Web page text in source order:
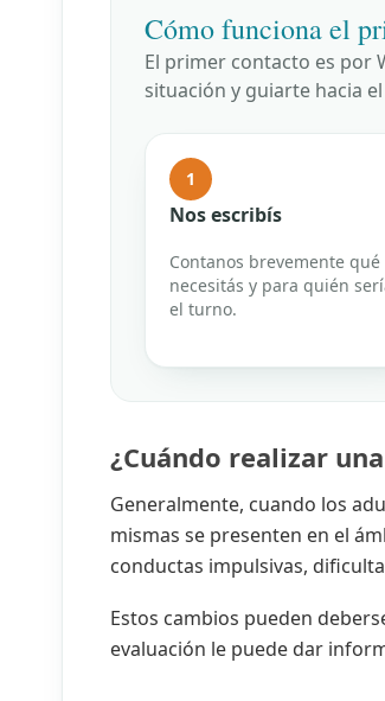
Cómo funciona el
El primer contacto es por
situación y guiarte hacia
1
Nos escribís
Contanos brevemente qué
necesitás y para quién
el turno.
¿Cuándo realizar
Generalmente, cuando los
mismas se presenten en el
conductas impulsivas,
Estos cambios pueden
evaluación le puede dar